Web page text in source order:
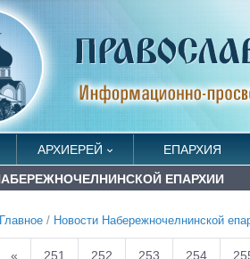
АРХИЕРЕЙ ЕПАРХИЯ
ЕПАРХИИ
Главное / Новости Набережночелнинской
« 251 252 253 254